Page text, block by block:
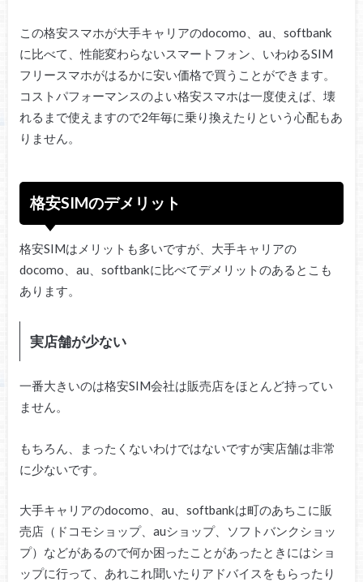
この格安スマホが大手キャリアのdocomo、au、softbank
に比べて、性能変わらないスマートフォン、いわゆるSIM
フリースマホがはるかに安い価格で買うことができます。
コストパフォーマンスのよい格安スマホは一度使えば、壊
れるまで使えますので2年毎に乗り換えたりという心配もあ
りません。
格安SIMのデメリット
格安SIMはメリットも多いですが、大手キャリアの
docomo、au、softbankに比べてデメリットのあるとこも
あります。
実店舗が少ない
一番大きいのは格安SIM会社は販売店をほとんど持ってい
ません。
もちろん、まったくないわけではないですが実店舗は非常
に少ないです。
大手キャリアのdocomo、au、softbankは町のあちこに販
売店（ドコモショップ、auショップ、ソフトバンクショッ
プ）などがあるので何か困ったことがあったときにはショ
ップに行って、あれこれ聞いたりアドバイスをもらったり